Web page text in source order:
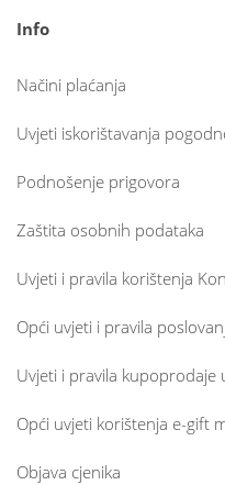
Info
Načini plaćanja
Uvjeti iskorištavanja
Podnošenje prigovora
Zaštita osobnih podataka
Uvjeti i pravila korištenja
Opći uvjeti i pravila
Uvjeti i pravila kupoprodaje
Opći uvjeti korištenja e-gift
Objava cjenika